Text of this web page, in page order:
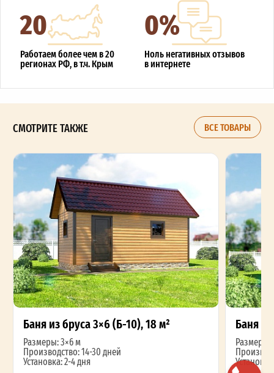
20
Работаем более чем в 20
регионах РФ, в т.ч. Крым
0%
Ноль негативных отзывов
в интернете
СМОТРИТЕ ТАКЖЕ ВСЕ ТОВАРЫ
Баня из бруса 3×6 (Б-10), 18 м²
Размеры: 3×6 м
Производство: 14-30 дней
Установка: 2-4 дня
Баня
Размеры: